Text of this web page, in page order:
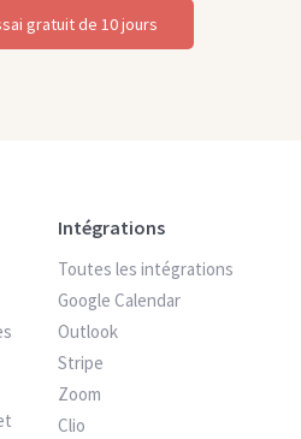
gratuit de 10 jours
Intégrations
Toutes les intégrations
Google Calendar
Outlook
Stripe
Zoom
Clio